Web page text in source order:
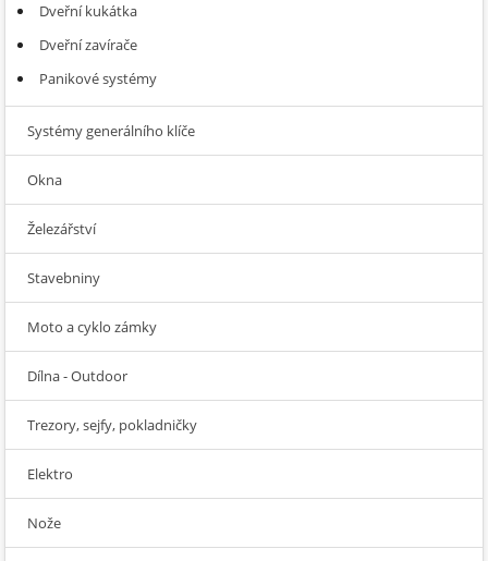
Dveřní kukátka
Dveřní zavírače
Panikové systémy
Systémy generálního klíče
Okna
Železářství
Stavebniny
Moto a cyklo zámky
Dílna - Outdoor
Trezory, sejfy, pokladničky
Elektro
Nože